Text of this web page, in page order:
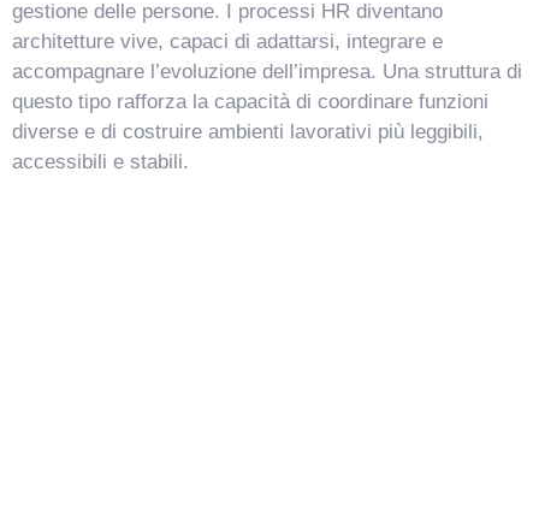
gestione delle persone. I processi HR diventano
architetture vive, capaci di adattarsi, integrare e
accompagnare l’evoluzione dell’impresa. Una struttura di
questo tipo rafforza la capacità di coordinare funzioni
diverse e di costruire ambienti lavorativi più leggibili,
accessibili e stabili.